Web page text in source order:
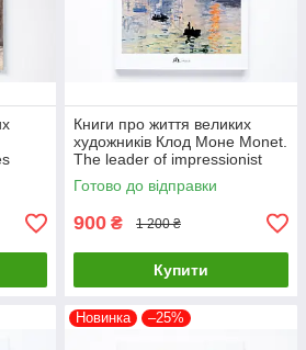
Книги про життя великих
художників Клод Моне Monet.
The leader of impressionist
Подарункові книги про
мистецтво
Готово до відправки
900 ₴ 1 200 ₴
Купити
Новинка –25%